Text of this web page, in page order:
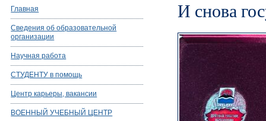
Главная
Сведения об образовательной
организации
Научная работа
СТУДЕНТУ в помощь
Центр карьеры, вакансии
ВОЕННЫЙ УЧЕБНЫЙ ЦЕНТР
И снова